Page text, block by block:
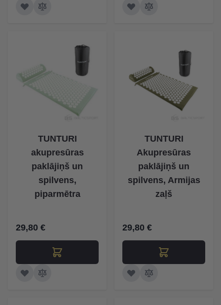
TUNTURI
akupresūras
paklājiņš un
spilvens,
piparmētra
29,80 €
TUNTURI
Akupresūras
paklājiņš un
spilvens, Armijas
zaļš
29,80 €